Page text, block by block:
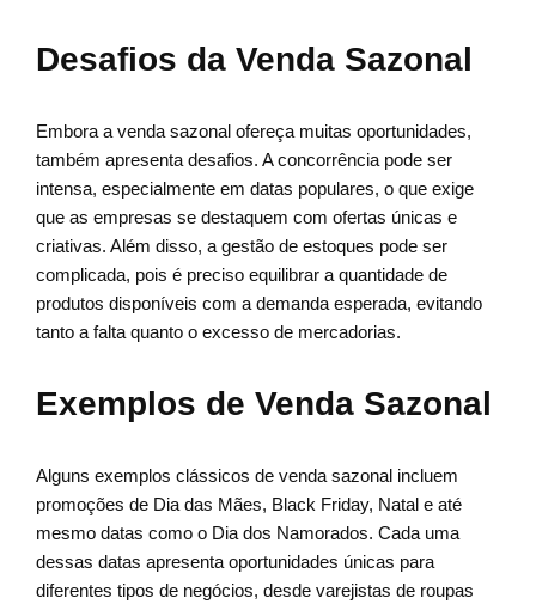
Desafios da Venda Sazonal
Embora a venda sazonal ofereça muitas oportunidades,
também apresenta desafios. A concorrência pode ser
intensa, especialmente em datas populares, o que exige
que as empresas se destaquem com ofertas únicas e
criativas. Além disso, a gestão de estoques pode ser
complicada, pois é preciso equilibrar a quantidade de
produtos disponíveis com a demanda esperada, evitando
tanto a falta quanto o excesso de mercadorias.
Exemplos de Venda Sazonal
Alguns exemplos clássicos de venda sazonal incluem
promoções de Dia das Mães, Black Friday, Natal e até
mesmo datas como o Dia dos Namorados. Cada uma
dessas datas apresenta oportunidades únicas para
diferentes tipos de negócios, desde varejistas de roupas